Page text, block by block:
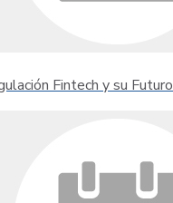
Fintech y su Futuro